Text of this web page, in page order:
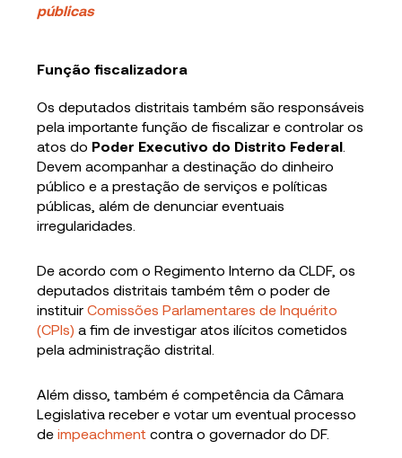
públicas
Função fiscalizadora
Os deputados distritais também são responsáveis
pela importante função de fiscalizar e controlar os
atos do Poder Executivo do Distrito Federal
Devem acompanhar a destinação do dinheiro
público e a prestação de serviços e políticas
públicas, além de denunciar eventuais
irregularidades.
De acordo com o Regimento Interno da CLDF, os
deputados distritais também têm o poder de
instituirComissões Parlamentares de Inquérito
(CPIs) a fim de investigar atos ilícitos cometidos
pela administração distrital.
Além disso, também é competência da Câmara
Legislativa receber e votar um eventual processo
deimpeachment contra o governador do DF.